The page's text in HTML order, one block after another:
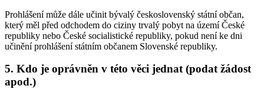
Prohlášení může dále učinit bývalý československý státní občan,
který měl před odchodem do ciziny trvalý pobyt na území České
republiky nebo České socialistické republiky, pokud není ke dni
učinění prohlášení státním občanem Slovenské republiky.
5. Kdo je oprávněn v této věci jednat (podat žádost
apod.)